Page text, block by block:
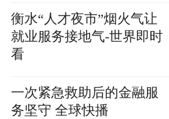
衡水“人才夜市”烟火气让
就业服务接地气-世界即时
看
一次紧急救助后的金融服
务坚守 全球快播